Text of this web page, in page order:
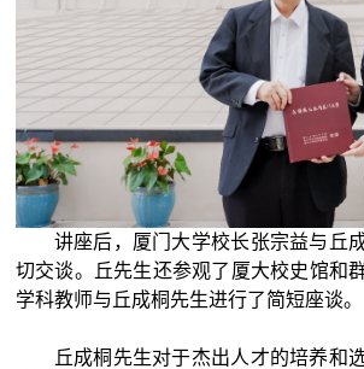
讲座后，厦门大学校长张宗益与丘
切交谈。丘先生还参观了厦大校史馆和
学科教师与丘成桐先生进行了简短座谈。
丘成桐先生对于杰出人才的培养和